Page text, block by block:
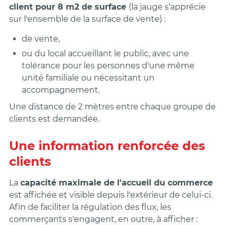
client pour 8 m2de surface (la jauge s'apprécie
sur l'ensemble de la surface de vente) :
de vente,
ou du local accueillant le public, avec une
tolérance pour les personnes d'une même
unité familiale ou nécessitant un
accompagnement.
Une distance de 2 mètres entre chaque groupe de
clientsest demandée.
Une information renforcée des
clients
La capacité maximale de l'accueil du commerce
est affichée et visible depuis l'extérieur de celui-ci.
Afin de faciliter la régulation des flux, les
commerçants s'engagent, en outre, à afficher :